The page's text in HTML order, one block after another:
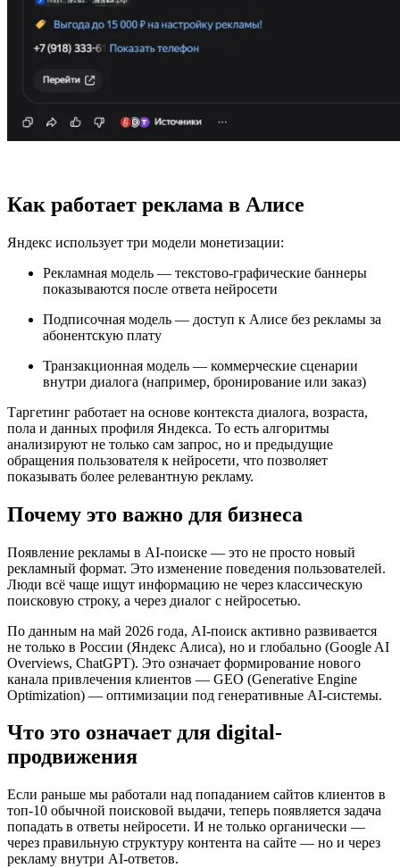
Как работает реклама в Алисе
Яндекс использует три модели монетизации:
Рекламная модель — текстово-графические баннеры
показываются после ответа нейросети
Подписочная модель — доступ к Алисе без рекламы за
абонентскую плату
Транзакционная модель — коммерческие сценарии
внутри диалога (например, бронирование или заказ)
Таргетинг работает на основе контекста диалога, возраста,
пола и данных профиля Яндекса. То есть алгоритмы
анализируют не только сам запрос, но и предыдущие
обращения пользователя к нейросети, что позволяет
показывать более релевантную рекламу.
Почему это важно для бизнеса
Появление рекламы в AI-поиске — это не просто новый
рекламный формат. Это изменение поведения пользователей.
Люди всё чаще ищут информацию не через классическую
поисковую строку, а через диалог с нейросетью.
По данным на май 2026 года, AI-поиск активно развивается
не только в России (Яндекс Алиса), но и глобально (Google AI
Overviews, ChatGPT). Это означает формирование нового
канала привлечения клиентов — GEO (Generative Engine
Optimization) — оптимизации под генеративные AI-системы.
Что это означает для digital-
продвижения
Если раньше мы работали над попаданием сайтов клиентов в
топ-10 обычной поисковой выдачи, теперь появляется задача
попадать в ответы нейросети. И не только органически —
через правильную структуру контента на сайте — но и через
рекламу внутри AI-ответов.